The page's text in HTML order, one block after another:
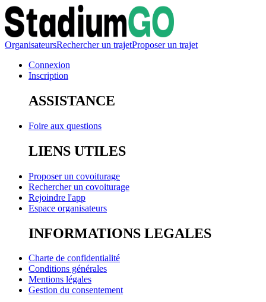
OrganisateursRechercher un trajetProposer un trajet
Connexion
Inscription
ASSISTANCE
Foire aux questions
LIENS UTILES
Proposer un covoiturage
Rechercher un covoiturage
Rejoindre l'app
Espace organisateurs
INFORMATIONS LEGALES
Charte de confidentialité
Conditions générales
Mentions légales
Gestion du consentement